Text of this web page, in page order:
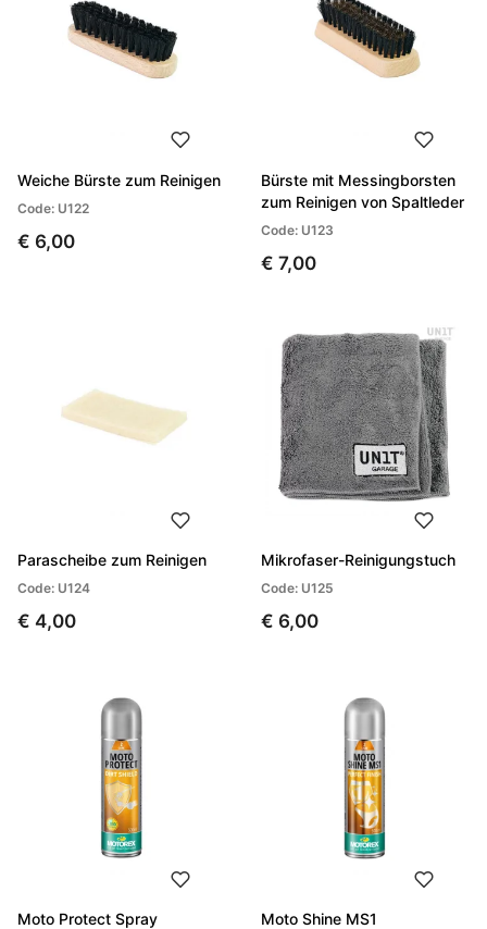
Weiche Bürste zum Reinigen
Code: U122
€ 6,00
Bürste mit Messingborsten
zum Reinigen von Spaltleder
Code: U123
€ 7,00
Parascheibe zum Reinigen
Code: U124
€ 4,00
Mikrofaser-Reinigungstuch
Code: U125
€ 6,00
Moto Protect Spray Moto Shine MS1